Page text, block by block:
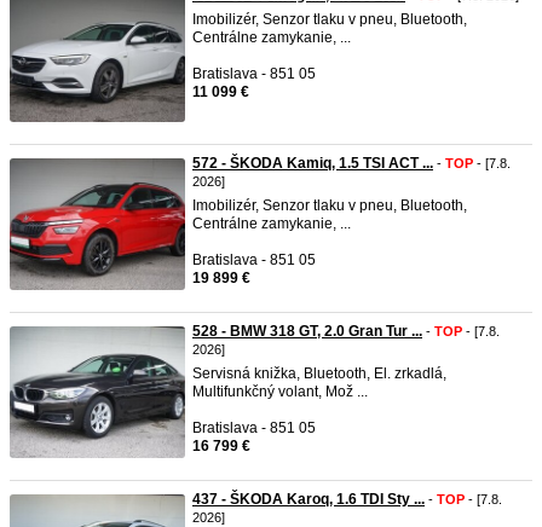
Imobilizér, Senzor tlaku v pneu, Bluetooth,
Centrálne zamykanie, ...
Bratislava - 851 05
11 099 €
572 - ŠKODA Kamiq, 1.5 TSI ACT ... - TOP - [7.8.
2026]
Imobilizér, Senzor tlaku v pneu, Bluetooth,
Centrálne zamykanie, ...
Bratislava - 851 05
19 899 €
528 - BMW 318 GT, 2.0 Gran Tur ... - TOP - [7.8.
2026]
Servisná knižka, Bluetooth, El. zrkadlá,
Multifunkčný volant, Mož ...
Bratislava - 851 05
16 799 €
437 - ŠKODA Karoq, 1.6 TDI Sty ... - TOP - [7.8.
2026]